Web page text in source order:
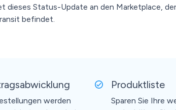
dieses Status-Update an den Marketplace,
befindet.
werden
Produktliste
Sparen Sie Ihre